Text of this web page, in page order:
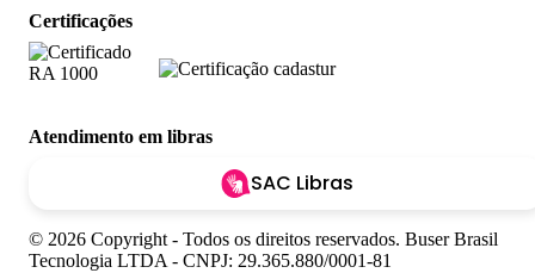
Certificações
Atendimento em libras
SAC Libras
© 2026 Copyright - Todos os direitos reservados. Buser Brasil
Tecnologia LTDA - CNPJ: 29.365.880/0001-81